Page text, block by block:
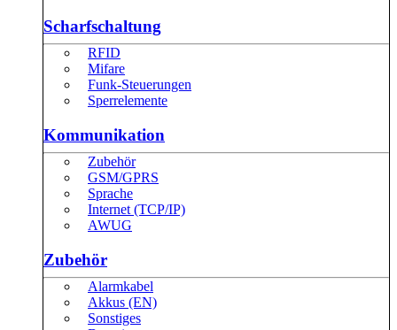
Scharfschaltung
RFID
Mifare
Funk-Steuerungen
Sperrelemente
Kommunikation
Zubehör
GSM/GPRS
Sprache
Internet (TCP/IP)
AWUG
Zubehör
Alarmkabel
Akkus (EN)
Sonstiges